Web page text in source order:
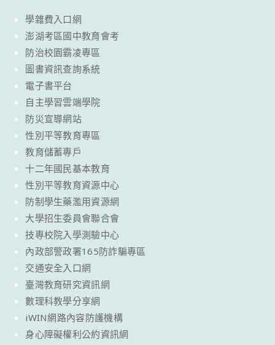
學雜費入口網
澎湖考區國中教育會考
防治校園霸凌專區
圖書資訊查詢系統
電子書平台
自主學習雲端學院
防災宣導網站
性別平等教育專區
教育儲蓄專戶
十二年國民基本教育
性別平等教育資源中心
防制學生藥濫用資源網
大學招生委員會聯合會
技專校院入學測驗中心
內政部警政署165防詐騙專區
交通安全入口網
臺灣教育研究資訊網
數理科教學分享網
iWIN網路內容防護機構
身心障礙權利公約資訊網